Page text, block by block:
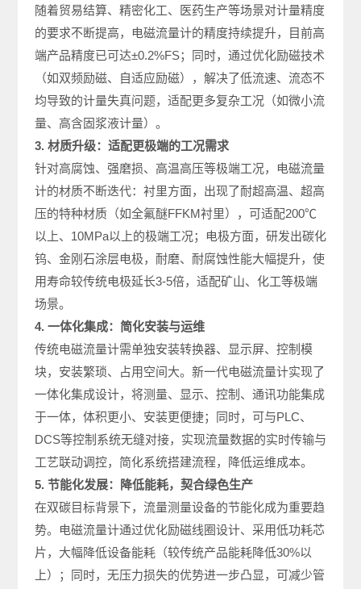
随着贸易结算、精密化工、医药生产等场景对计量精度
的要求不断提高，电磁流量计的精度持续提升，目前高
端产品精度已可达±0.2%FS；同时，通过优化励磁技术
（如双频励磁、自适应励磁），解决了低流速、流态不
均导致的计量失真问题，适配更多复杂工况（如微小流
量、高含固浆液计量）。
3. 材质升级：适配更极端的工况需求
针对高腐蚀、强磨损、高温高压等极端工况，电磁流量
计的材质不断迭代：衬里方面，出现了耐超高温、超高
压的特种材质（如全氟醚FFKM衬里），可适配200℃
以上、10MPa以上的极端工况；电极方面，研发出碳化
钨、金刚石涂层电极，耐磨、耐腐蚀性能大幅提升，使
用寿命较传统电极延长3-5倍，适配矿山、化工等极端
场景。
4. 一体化集成：简化安装与运维
传统电磁流量计需单独安装转换器、显示屏、控制模
块，安装繁琐、占用空间大。新一代电磁流量计实现了
一体化集成设计，将测量、显示、控制、通讯功能集成
于一体，体积更小、安装更便捷；同时，可与PLC、
DCS等控制系统无缝对接，实现流量数据的实时传输与
工艺联动调控，简化系统搭建流程，降低运维成本。
5. 节能化发展：降低能耗，契合绿色生产
在双碳目标背景下，流量测量设备的节能化成为重要趋
势。电磁流量计通过优化励磁线圈设计、采用低功耗芯
片，大幅降低设备能耗（较传统产品能耗降低30%以
上）；同时，无压力损失的优势进一步凸显，可减少管